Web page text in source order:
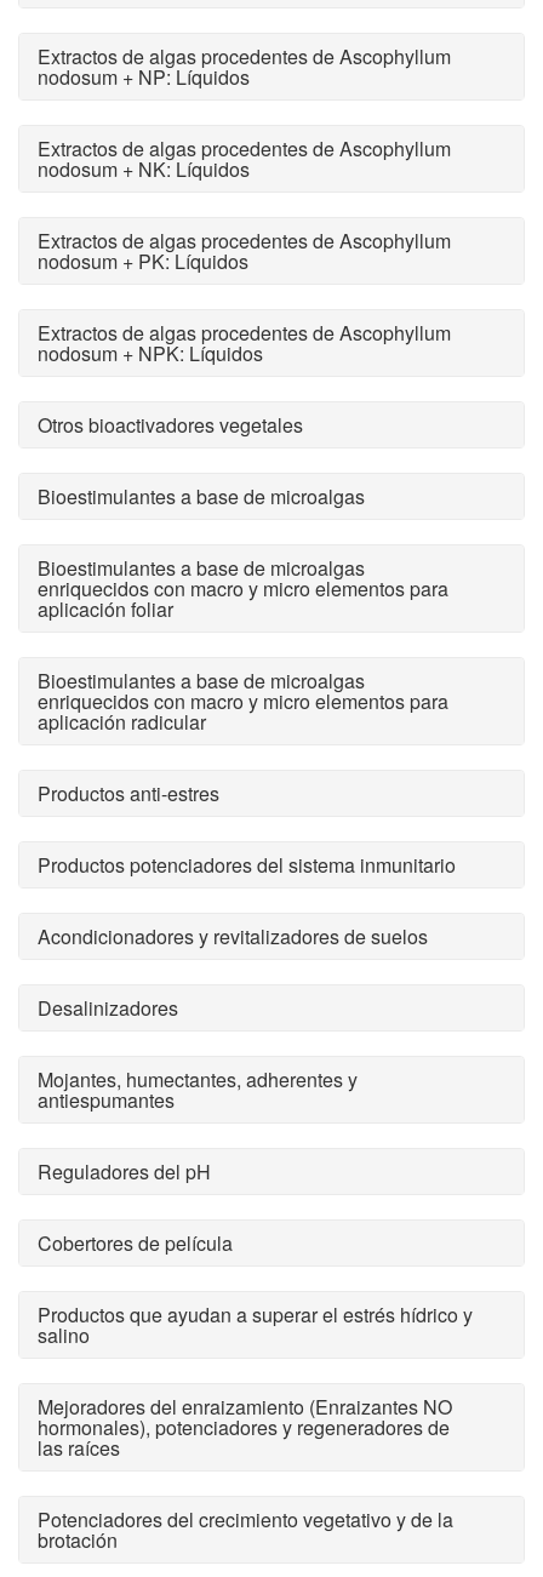
Extractos de algas procedentes de Ascophyllum
nodosum + NP: Líquidos
Extractos de algas procedentes de Ascophyllum
nodosum + NK: Líquidos
Extractos de algas procedentes de Ascophyllum
nodosum + PK: Líquidos
Extractos de algas procedentes de Ascophyllum
nodosum + NPK: Líquidos
Otros bioactivadores vegetales
Bioestimulantes a base de microalgas
Bioestimulantes a base de microalgas
enriquecidos con macro y micro elementos para
aplicación foliar
Bioestimulantes a base de microalgas
enriquecidos con macro y micro elementos para
aplicación radicular
Productos anti-estres
Productos potenciadores del sistema inmunitario
Acondicionadores y revitalizadores de suelos
Desalinizadores
Mojantes, humectantes, adherentes y
antiespumantes
Reguladores del pH
Cobertores de película
Productos que ayudan a superar el estrés hídrico y
salino
Mejoradores del enraizamiento (Enraizantes NO
hormonales), potenciadores y regeneradores de
las raíces
Potenciadores del crecimiento vegetativo y de la
brotación